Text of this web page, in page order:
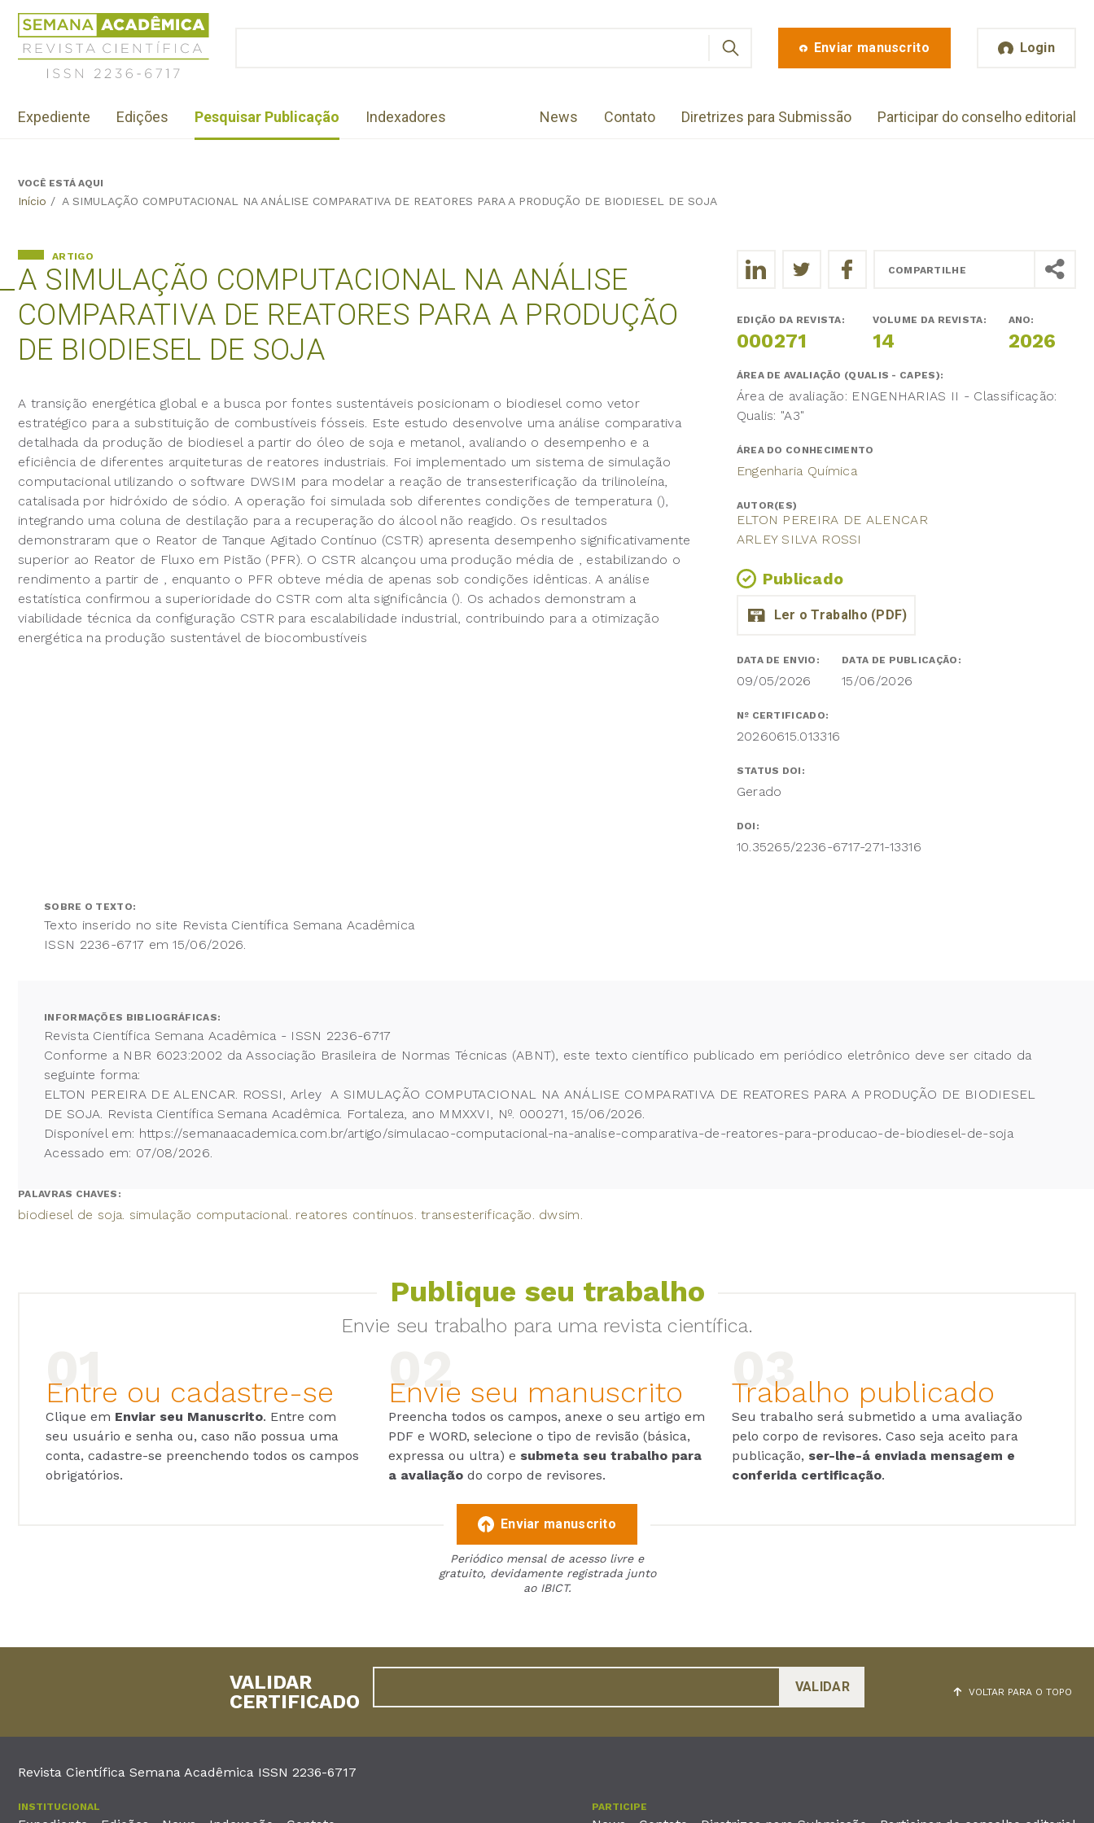
Jump
navigation
Revista
Científica
Semana
Acadêmica
2236-
Enviar manuscrito Login
Menu
institutional
Expediente Edições Pesquisar Publicação Indexadores News Contato Diretrizes para Submissão Participar do conselho editorial
BackVOCÊ ESTÁ AQUI
Início / A SIMULAÇÃO COMPUTACIONAL NA ANÁLISE COMPARATIVA DE REATORES PARA A PRODUÇÃO DE BIODIESEL DE SOJA
A SIMULAÇÃO COMPUTACIONAL NA ANÁLISE
COMPARATIVA DE REATORES PARA A PRODUÇÃO
DE BIODIESEL DE SOJA
ARTIGO
A transição energética global e a busca por fontes sustentáveis posicionam o biodiesel como vetor
estratégico para a substituição de combustíveis fósseis. Este estudo desenvolve uma análise comparativa
detalhada da produção de biodiesel a partir do óleo de soja e metanol, avaliando o desempenho e a
eficiência de diferentes arquiteturas de reatores industriais. Foi implementado um sistema de simulação
computacional utilizando o software DWSIM para modelar a reação de transesterificação da trilinoleína,
catalisada por hidróxido de sódio. A operação foi simulada sob diferentes condições de temperatura (),
integrando uma coluna de destilação para a recuperação do álcool não reagido. Os resultados
demonstraram que o Reator de Tanque Agitado Contínuo (CSTR) apresenta desempenho significativamente
superior ao Reator de Fluxo em Pistão (PFR). O CSTR alcançou uma produção média de , estabilizando o
rendimento a partir de , enquanto o PFR obteve média de apenas sob condições idênticas. A análise
estatística confirmou a superioridade do CSTR com alta significância (). Os achados demonstram a
viabilidade técnica da configuração CSTR para escalabilidade industrial, contribuindo para a otimização
energética na produção sustentável de biocombustíveis
COMPARTILHE
EDIÇÃO DA REVISTA:
000271
VOLUME DA REVISTA:
14
ANO:
2026
ÁREA DE AVALIAÇÃO (QUALIS - CAPES):
Área de avaliação: ENGENHARIAS II - Classificação:
Qualis: "A3"
ÁREA DO CONHECIMENTO
Engenharia Química
AUTOR(ES)
ELTON PEREIRA DE ALENCAR
ARLEY SILVA ROSSI
Publicado
DATA DE ENVIO:
09/05/2026
DATA DE PUBLICAÇÃO:
15/06/2026
Nº CERTIFICADO:
20260615.013316
STATUS DOI:
Gerado
DOI:
10.35265/2236-6717-271-13316
SOBRE O TEXTO:
Texto inserido no site Revista Científica Semana Acadêmica
ISSN 2236-6717 em 15/06/2026.
INFORMAÇÕES BIBLIOGRÁFICAS:
Revista Científica Semana Acadêmica - ISSN 2236-6717
Conforme a NBR 6023:2002 da Associação Brasileira de Normas Técnicas (ABNT), este texto científico publicado em periódico eletrônico deve ser citado da
seguinte forma:
ELTON PEREIRA DE ALENCAR. ROSSI, Arley A SIMULAÇÃO COMPUTACIONAL NA ANÁLISE COMPARATIVA DE REATORES PARA A PRODUÇÃO DE BIODIESEL
DE SOJA. Revista Científica Semana Acadêmica. Fortaleza, ano MMXXVI, Nº. 000271, 15/06/2026.
Disponível em: https://semanaacademica.com.br/artigo/simulacao-computacional-na-analise-comparativa-de-reatores-para-producao-de-biodiesel-de-soja
Acessado em: 07/08/2026.
PALAVRAS CHAVES:
biodiesel de soja. simulação computacional. reatores contínuos. transesterificação. dwsim.
Publique seu trabalho
Envie seu trabalho para uma revista científica.
Entre ou cadastre-se
Clique em Enviar seu Manuscrito. Entre com
seu usuário e senha ou, caso não possua uma
conta, cadastre-se preenchendo todos os campos
obrigatórios.
Envie seu manuscrito
Preencha todos os campos, anexe o seu artigo em
PDF e WORD, selecione o tipo de revisão (básica,
expressa ou ultra) e submeta seu trabalho para
a avaliação do corpo de revisores.
Trabalho publicado
Seu trabalho será submetido a uma avaliação
pelo corpo de revisores. Caso seja aceito para
publicação, ser-lhe-á enviada mensagem e
conferida certificação.
Enviar manuscrito
Periódico mensal de acesso livre e
gratuito, devidamente registrada junto
ao IBICT.
VOLTAR PARA O TOPO
VALIDAR
CERTIFICADO
Revista Científica Semana Acadêmica ISSN 2236-6717
INSTITUCIONAL PARTICIPE